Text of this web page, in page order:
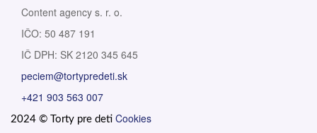
Content agency s. r. o.
IČO: 50 487 191
IČ DPH: SK 2120 345 645
peciem@tortypredeti.sk
+421 903 563 007
2024 © Torty pre deti Cookies